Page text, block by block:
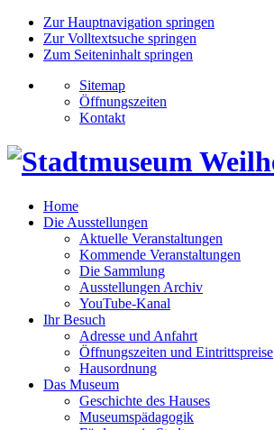
Zur Hauptnavigation springen
Zur Volltextsuche springen
Zum Seiteninhalt springen
Sitemap
Öffnungszeiten
Kontakt
Home
Die Ausstellungen
Aktuelle Veranstaltungen
Kommende Veranstaltungen
Die Sammlung
Ausstellungen Archiv
YouTube-Kanal
Ihr Besuch
Adresse und Anfahrt
Öffnungszeiten und Eintrittspreise
Hausordnung
Das Museum
Geschichte des Hauses
Museumspädagogik